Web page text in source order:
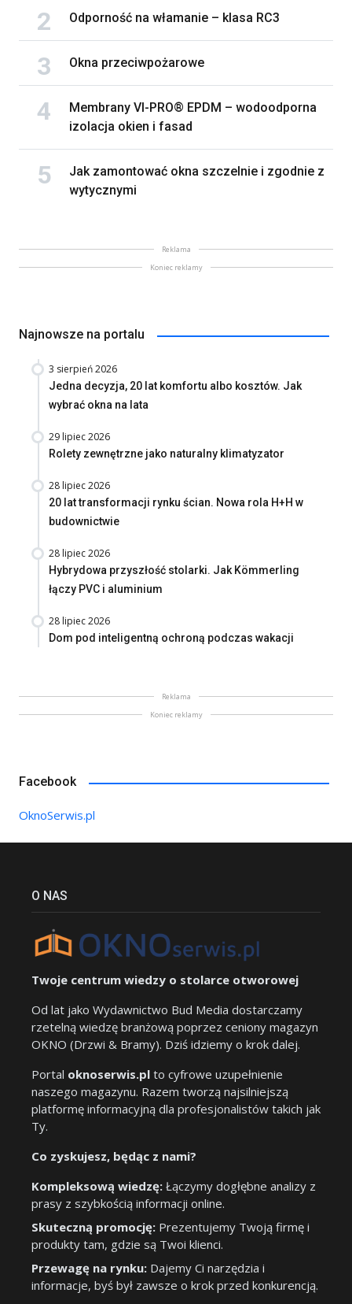
Odporność na włamanie – klasa RC3
Okna przeciwpożarowe
Membrany VI-PRO® EPDM – wodoodporna
izolacja okien i fasad
Jak zamontować okna szczelnie i zgodnie z
wytycznymi
Reklama
Koniec reklamy
Najnowsze na portalu
3 sierpień 2026
Jedna decyzja, 20 lat komfortu albo kosztów. Jak
wybrać okna na lata
29 lipiec 2026
Rolety zewnętrzne jako naturalny klimatyzator
28 lipiec 2026
20 lat transformacji rynku ścian. Nowa rola H+H w
budownictwie
28 lipiec 2026
Hybrydowa przyszłość stolarki. Jak Kömmerling
łączy PVC i aluminium
28 lipiec 2026
Dom pod inteligentną ochroną podczas wakacji
Reklama
Koniec reklamy
Facebook
OknoSerwis.pl
O NAS
Twoje centrum wiedzy o stolarce otworowej
Od lat jako Wydawnictwo Bud Media dostarczamy
rzetelną wiedzę branżową poprzez ceniony magazyn
OKNO (Drzwi & Bramy). Dziś idziemy o krok dalej.
Portal oknoserwis.pl to cyfrowe uzupełnienie
naszego magazynu. Razem tworzą najsilniejszą
platformę informacyjną dla profesjonalistów takich jak
Ty.
Co zyskujesz, będąc z nami?
Kompleksową wiedzę: Łączymy dogłębne analizy z
prasy z szybkością informacji online.
Skuteczną promocję: Prezentujemy Twoją firmę i
produkty tam, gdzie są Twoi klienci.
Przewagę na rynku: Dajemy Ci narzędzia i
informacje, byś był zawsze o krok przed konkurencją.